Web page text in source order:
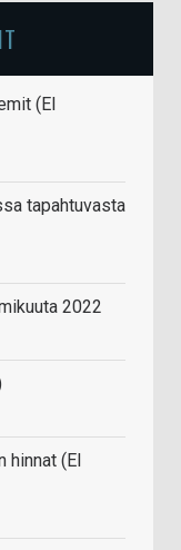
(EI
tapahtuvasta
2022
hinnat (EI